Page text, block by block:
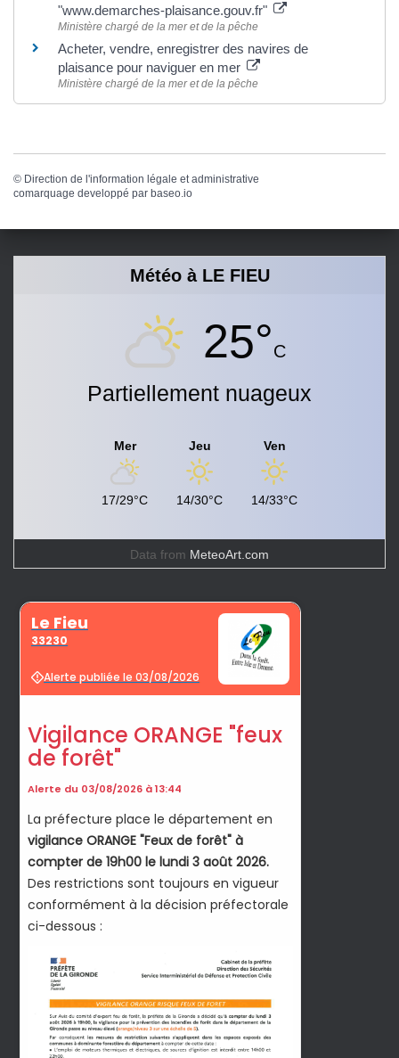
"www.demarches-plaisance.gouv.fr"
Ministère chargé de la mer et de la pêche
Acheter, vendre, enregistrer des navires de
plaisance pour naviguer en mer
Ministère chargé de la mer et de la pêche
© Direction de l'information légale et administrative
comarquage developpé par baseo.io
Météo à LE FIEU
25°C
Partiellement nuageux
Mer
17/29°C
Jeu
14/30°C
Ven
14/33°C
Data from MeteoArt.com